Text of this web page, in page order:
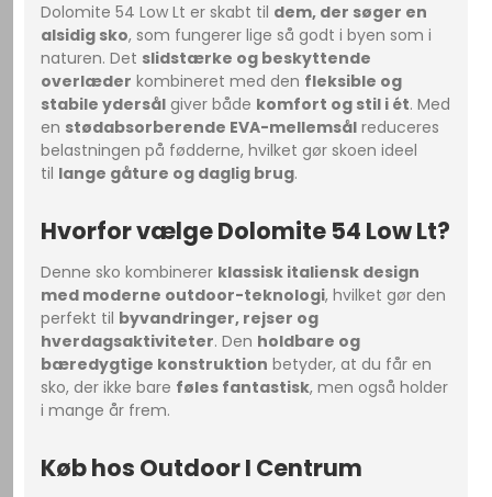
Dolomite 54 Low Lt er skabt til dem, der søger en
alsidig sko, som fungerer lige så godt i byen som i
naturen. Det slidstærke og beskyttende
overlæder kombineret med den fleksible og
stabile ydersål giver både komfort og stil i ét. Med
en stødabsorberende EVA-mellemsål reduceres
belastningen på fødderne, hvilket gør skoen ideel
til lange gåture og daglig brug.
Hvorfor vælge Dolomite 54 Low Lt?
Denne sko kombinerer klassisk italiensk design
med moderne outdoor-teknologi, hvilket gør den
perfekt til byvandringer, rejser og
hverdagsaktiviteter. Den holdbare og
bæredygtige konstruktion betyder, at du får en
sko, der ikke bare føles fantastisk, men også holder
i mange år frem.
Køb hos Outdoor I Centrum